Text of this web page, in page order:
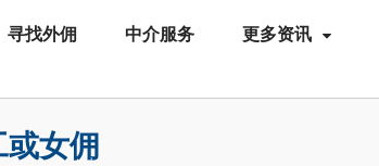
寻找外佣 中介服务 更多资讯
女佣